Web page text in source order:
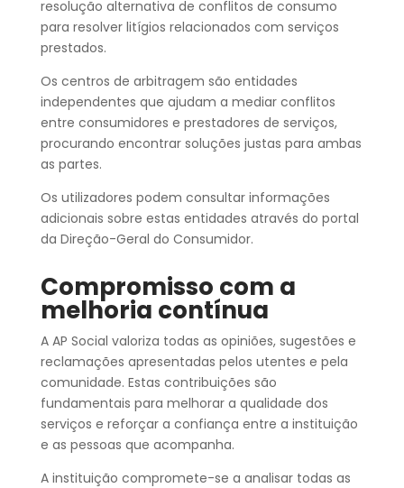
resolução alternativa de conflitos de consumo
para resolver litígios relacionados com serviços
prestados.
Os centros de arbitragem são entidades
independentes que ajudam a mediar conflitos
entre consumidores e prestadores de serviços,
procurando encontrar soluções justas para ambas
as partes.
Os utilizadores podem consultar informações
adicionais sobre estas entidades através do portal
da Direção-Geral do Consumidor.
Compromisso com a
melhoria contínua
A AP Social valoriza todas as opiniões, sugestões e
reclamações apresentadas pelos utentes e pela
comunidade. Estas contribuições são
fundamentais para melhorar a qualidade dos
serviços e reforçar a confiança entre a instituição
e as pessoas que acompanha.
A instituição compromete-se a analisar todas as